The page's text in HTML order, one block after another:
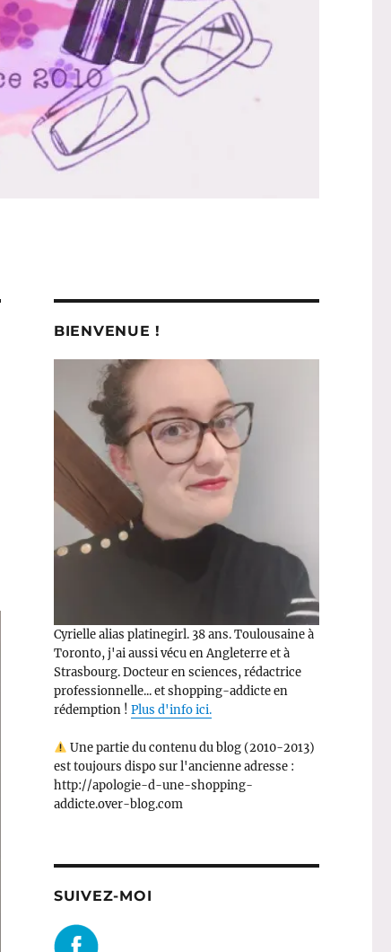
BIENVENUE !
Cyrielle alias platinegirl. 38 ans. Toulousaine à
Toronto, j'ai aussi vécu en Angleterre et à
Strasbourg. Docteur en sciences, rédactrice
professionnelle... et shopping-addicte en
rédemption ! Plus d'info ici.
Une partie du contenu du blog (2010-2013)
est toujours dispo sur l'ancienne adresse :
http://apologie-d-une-shopping-
addicte.over-blog.com
SUIVEZ-MOI